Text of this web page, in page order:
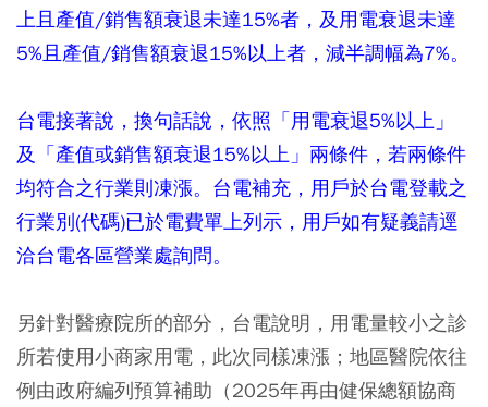
上且產值/銷售額衰退未達15%者，及用電衰退未達
5%且產值/銷售額衰退15%以上者，減半調幅為7%。
台電接著說，換句話說，依照「用電衰退5%以上」
及「產值或銷售額衰退15%以上」兩條件，若兩條件
均符合之行業則凍漲。台電補充，用戶於台電登載之
行業別(代碼)已於電費單上列示，用戶如有疑義請逕
洽台電各區營業處詢問。
另針對醫療院所的部分，台電說明，用電量較小之診
所若使用小商家用電，此次同樣凍漲；地區醫院依往
例由政府編列預算補助（2025年再由健保總額協商